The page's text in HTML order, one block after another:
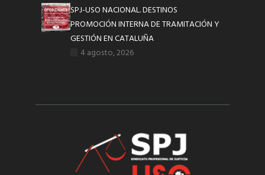
SPJ-USO NACIONAL. DESTINOS
PROMOCIÓN INTERNA DE TRAMITACIÓN Y
GESTIÓN EN CATALUÑA
4 agosto, 2026